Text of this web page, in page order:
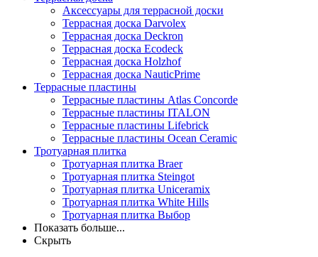
Аксессуары для террасной доски
Террасная доска Darvolex
Террасная доска Deckron
Террасная доска Ecodeck
Террасная доска Holzhof
Террасная доска NauticPrime
Террасные пластины
Террасные пластины Atlas Concorde
Террасные пластины ITALON
Террасные пластины Lifebrick
Террасные пластины Ocean Ceramic
Тротуарная плитка
Тротуарная плитка Braer
Тротуарная плитка Steingot
Тротуарная плитка Uniceramix
Тротуарная плитка White Hills
Тротуарная плитка Выбор
Показать больше...
Скрыть